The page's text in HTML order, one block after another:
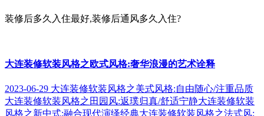
装修后多久入住最好,装修后通风多久入住?
大连装修软装风格之欧式风格:奢华浪漫的艺术诠释
2023-06-29 大连装修软装风格之美式风格:自由随心/注重品质
大连装修软装风格之田园风:返璞归真/舒适宁静大连装修软装
风格之新中式:融合现代演绎经典大连装修软装风格之法式风: